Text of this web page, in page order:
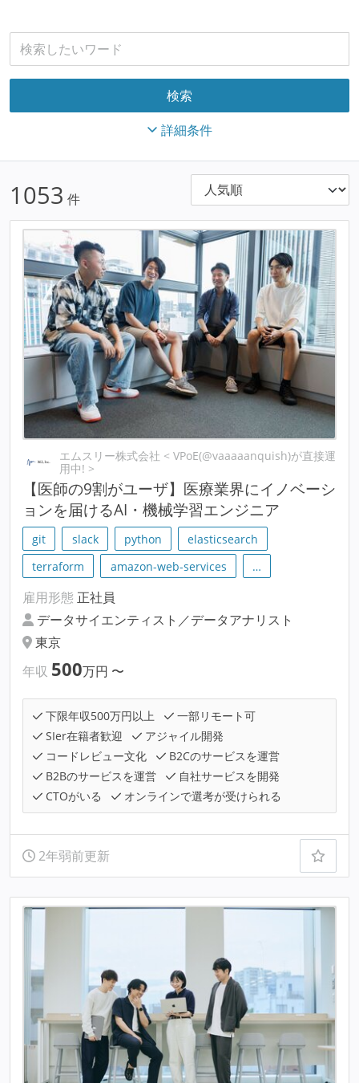
詳細条件
1053 件
エムスリー株式会社 < VPoE(@vaaaaanquish)が直接運
用中! >
【医師の9割がユーザ】医療業界にイノベーシ
ョンを届けるAI・機械学習エンジニア
git slack python
elasticsearch
terraform
amazon-web-services …
雇用形態 正社員
データサイエンティスト／データアナリスト
東京
年収 500万円 〜
下限年収500万円以上
一部リモート可
SIer在籍者歓迎
アジャイル開発
コードレビュー文化
B2Cのサービスを運営
B2Bのサービスを運営
自社サービスを開発
CTOがいる
オンラインで選考が受けられる
2年弱前更新